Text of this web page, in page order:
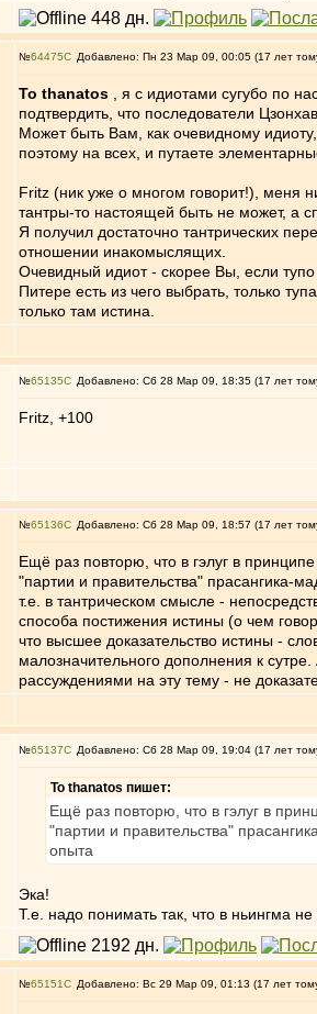
№64475 Добавлено: Пн 23 Мар 09, 00:05 (17 лет
To thanatos , я с идиотами сугубо по
подтвердить, что последователи
Может быть Вам, как очевидному
поэтому на всех, и путаете
Fritz (ник уже о многом говорит!), меня
тантры-то настоящей быть не может, а
Я получил достаточно тантрических
отношении инакомыслящих.
Очевидный идиот - скорее Вы, если
Питере есть из чего выбрать, только
только там истина.
№65135 Добавлено: Сб 28 Мар 09, 18:35 (17 лет
Fritz, +100
№65136 Добавлено: Сб 28 Мар 09, 18:57 (17 лет
Ещё раз повторю, что в гэлуг в
"партии и правительства" прасангика-
т.е. в тантрическом смысле -
способа постижения истины (о чем
что высшее доказательство истины -
малозначительного дополнения к
рассуждениями на эту тему - не
№65137 Добавлено: Сб 28 Мар 09, 19:04 (17 лет
To thanatos пишет:
Ещё раз повторю, что в гэлуг в
"партии и правительства"
опыта
Эка!
Т.е. надо понимать так, что в ньингма
№65151 Добавлено: Вс 29 Мар 09, 01:13 (17 лет